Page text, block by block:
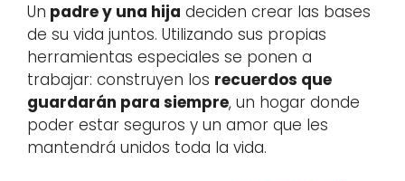
Un padre y una hija deciden crear las bases
de su vida juntos. Utilizando sus propias
herramientas especiales se ponen a
trabajar: construyen los recuerdos que
guardarán para siempre, un hogar donde
poder estar seguros y un amor que les
mantendrá unidos toda la vida.